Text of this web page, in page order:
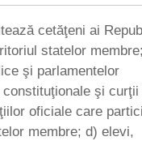
cetăţeni ai
statelor
şi parlamentelor
şi curţii
oficiale care
membre; d) elevi,